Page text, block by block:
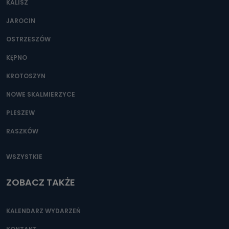
Można to zrobić pod numerem telefonu 62 735-51-05 lub
KALISZ
JAROCIN
OSTRZESZÓW
KĘPNO
KROTOSZYN
NOWE SKALMIERZYCE
PLESZEW
RASZKÓW
WSZYSTKIE
ZOBACZ TAKŻE
KALENDARZ WYDARZEŃ